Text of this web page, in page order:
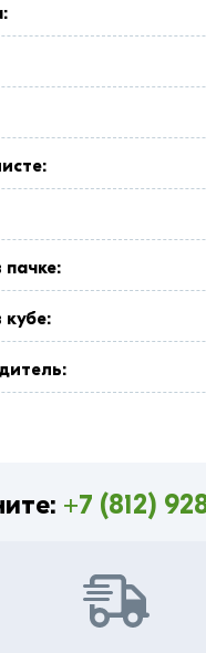
пачке:
кубе:
+7 (812)